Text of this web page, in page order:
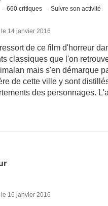
660 critiques Suivre son activité
le 14 janvier 2016
de ce film d'horreur
classiques que l'on
mais s'en démarque
de cette ville y sont
des personnages.
le 16 janvier 2016